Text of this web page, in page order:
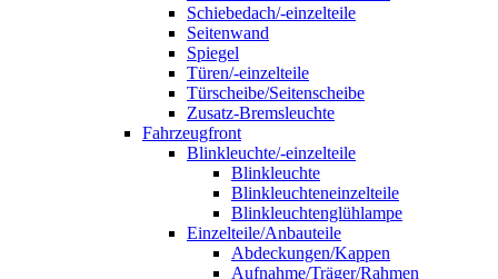
Schiebedach/-einzelteile
Seitenwand
Spiegel
Türen/-einzelteile
Türscheibe/Seitenscheibe
Zusatz-Bremsleuchte
Fahrzeugfront
Blinkleuchte/-einzelteile
Blinkleuchte
Blinkleuchteneinzelteile
Blinkleuchtenglühlampe
Einzelteile/Anbauteile
Abdeckungen/Kappen
Aufnahme/Träger/Rahmen